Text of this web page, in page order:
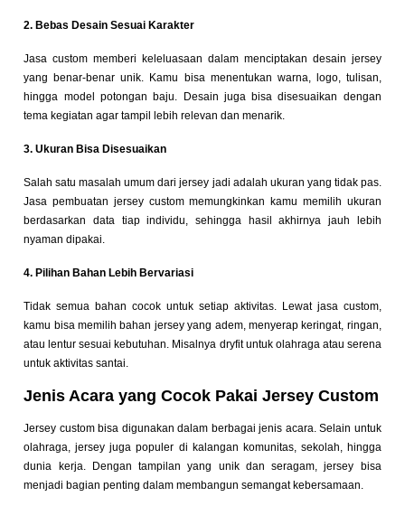
2. Bebas Desain Sesuai Karakter
Jasa custom memberi keleluasaan dalam menciptakan desain jersey
yang benar-benar unik. Kamu bisa menentukan warna, logo, tulisan,
hingga model potongan baju. Desain juga bisa disesuaikan dengan
tema kegiatan agar tampil lebih relevan dan menarik.
3. Ukuran Bisa Disesuaikan
Salah satu masalah umum dari jersey jadi adalah ukuran yang tidak pas.
Jasa pembuatan jersey custom memungkinkan kamu memilih ukuran
berdasarkan data tiap individu, sehingga hasil akhirnya jauh lebih
nyaman dipakai.
4. Pilihan Bahan Lebih Bervariasi
Tidak semua bahan cocok untuk setiap aktivitas. Lewat jasa custom,
kamu bisa memilih bahan jersey yang adem, menyerap keringat, ringan,
atau lentur sesuai kebutuhan. Misalnya dryfit untuk olahraga atau serena
untuk aktivitas santai.
Jenis Acara yang Cocok Pakai Jersey Custom
Jersey custom bisa digunakan dalam berbagai jenis acara. Selain untuk
olahraga, jersey juga populer di kalangan komunitas, sekolah, hingga
dunia kerja. Dengan tampilan yang unik dan seragam, jersey bisa
menjadi bagian penting dalam membangun semangat kebersamaan.